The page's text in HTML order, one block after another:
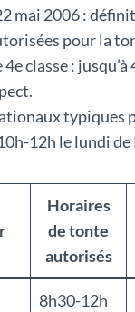
mai 2006 :
pour la
classe : jusqu’à
typiques
12h le lundi
Horaires
de tonte
autorisés
8h30-12h